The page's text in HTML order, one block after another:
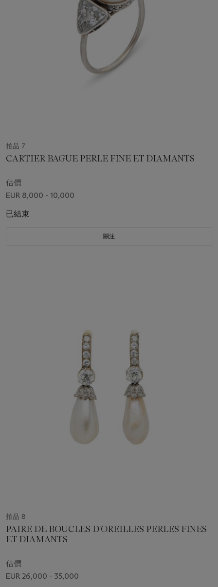
拍品 7
CARTIER BAGUE PERLE FINE ET DIAMANTS
估價
EUR 8,000 - 10,000
已結束
關注
拍品 8
PAIRE DE BOUCLES D'OREILLES PERLES FINES
ET DIAMANTS
估價
EUR 26,000 - 35,000